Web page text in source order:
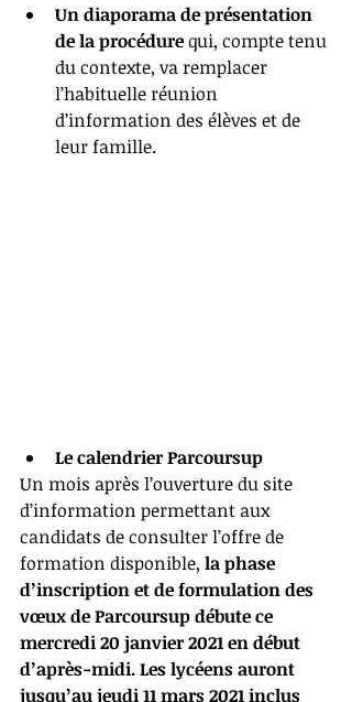
Un diaporama de présentation
de la procédure qui, compte tenu
du contexte, va remplacer
l’habituelle réunion
d’information des élèves et de
leur famille.
Le calendrier Parcoursup
Un mois après l’ouverture du site
d’information permettant aux
candidats de consulter l’offre de
formation disponible, la phase
d’inscription et de formulation des
vœux de Parcoursup débute ce
mercredi 20 janvier 2021 en début
d’après-midi. Les lycéens auront
jusqu’au jeudi 11 mars 2021 inclus